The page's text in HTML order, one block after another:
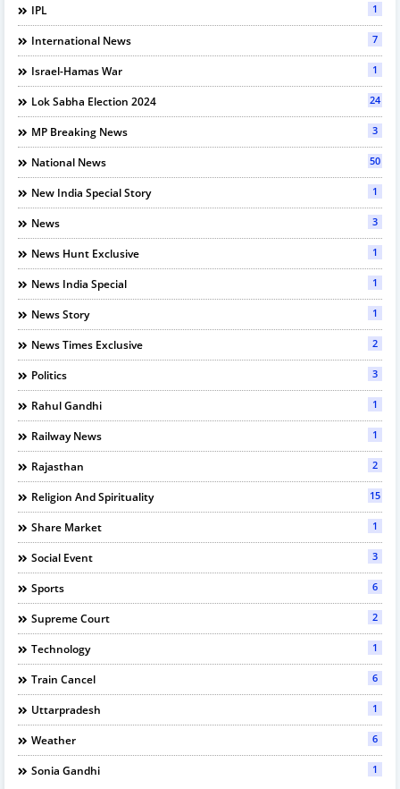
IPL 1
International News 7
Israel-Hamas War 1
Lok Sabha Election 2024 24
MP Breaking News 3
National News 50
New India Special Story 1
News 3
News Hunt Exclusive 1
News India Special 1
News Story 1
News Times Exclusive 2
Politics 3
Rahul Gandhi 1
Railway News 1
Rajasthan 2
Religion And Spirituality 15
Share Market 1
Social Event 3
Sports 6
Supreme Court 2
Technology 1
Train Cancel 6
Uttarpradesh 1
Weather 6
Sonia Gandhi 1